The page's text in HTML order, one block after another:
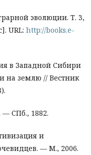
эволюции. Т. 3,
URL: http://books.e-
в Западной Сибири
на землю // Вестник
СПб., 1882.
и
— М., 2006.